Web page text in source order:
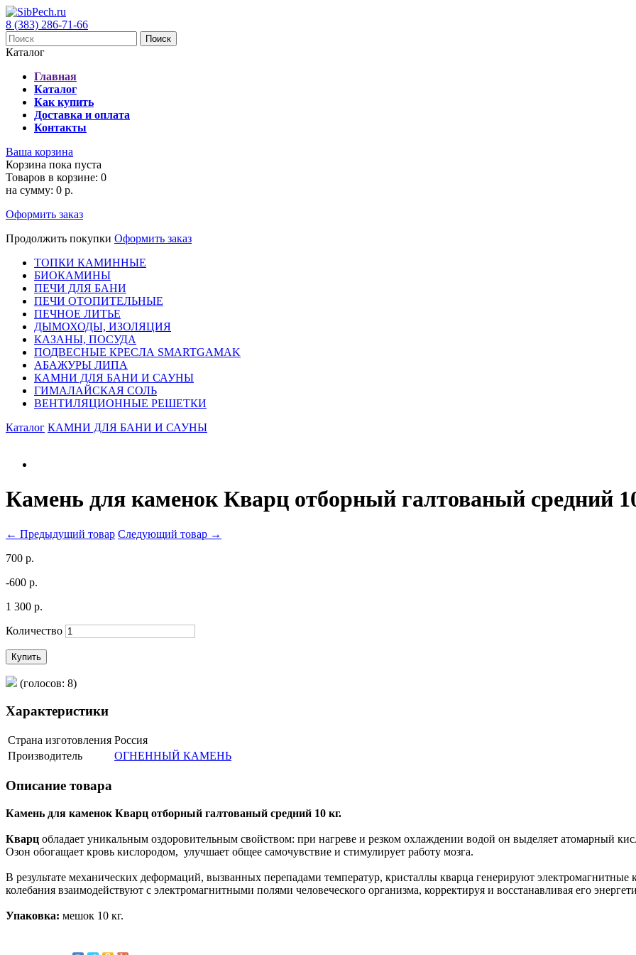
8 (383) 286-71-66
Поиск
Каталог
Главная
Каталог
Как купить
Доставка и оплата
Контакты
Ваша корзина
Корзина пока пуста
Товаров в корзине: 0
на сумму: 0 р.
Оформить заказ
Продолжить покупки Оформить заказ
ТОПКИ КАМИННЫЕ
БИОКАМИНЫ
ПЕЧИ ДЛЯ БАНИ
ПЕЧИ ОТОПИТЕЛЬНЫЕ
ПЕЧНОЕ ЛИТЬЕ
ДЫМОХОДЫ, ИЗОЛЯЦИЯ
КАЗАНЫ, ПОСУДА
ПОДВЕСНЫЕ КРЕСЛА SMARTGAMAK
АБАЖУРЫ ЛИПА
КАМНИ ДЛЯ БАНИ И САУНЫ
ГИМАЛАЙСКАЯ СОЛЬ
ВЕНТИЛЯЦИОННЫЕ РЕШЕТКИ
Каталог КАМНИ ДЛЯ БАНИ И САУНЫ
Камень для каменок Кварц отборный галтованый средний
← Предыдущий товар Следующий товар →
700 р.
-600 р.
1 300 р.
Количество
Купить
(голосов: 8)
Характеристики
Страна изготовления Россия
Производитель
ОГНЕННЫЙ КАМЕНЬ
Описание товара
Камень для каменок Кварц отборный галтованый средний 10 кг.
Кварц обладает уникальным оздоровительным свойством: при нагреве и резком охлаждении водой он выделяет атомарный
Озон обогащает кровь кислородом, улучшает общее самочувствие и стимулирует работу мозга.
В результате механических деформаций, вызванных перепадами температур, кристаллы кварца генерируют электромагнитные
колебания взаимодействуют с электромагнитными полями человеческого организма, корректируя и восстанавливая его
Упаковка: мешок 10 кг.